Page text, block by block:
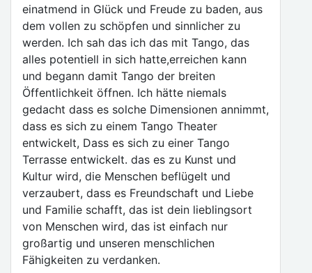
einatmend in Glück und Freude zu baden, aus
dem vollen zu schöpfen und sinnlicher zu
werden. Ich sah das ich das mit Tango, das
alles potentiell in sich hatte,erreichen kann
und begann damit Tango der breiten
Öffentlichkeit öffnen. Ich hätte niemals
gedacht dass es solche Dimensionen annimmt,
dass es sich zu einem Tango Theater
entwickelt, Dass es sich zu einer Tango
Terrasse entwickelt. das es zu Kunst und
Kultur wird, die Menschen beflügelt und
verzaubert, dass es Freundschaft und Liebe
und Familie schafft, das ist dein lieblingsort
von Menschen wird, das ist einfach nur
großartig und unseren menschlichen
Fähigkeiten zu verdanken.